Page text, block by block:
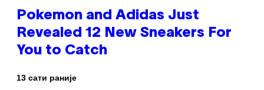
Pokemon and Adidas Just
Revealed 12 New Sneakers For
You to Catch
13 сати раније